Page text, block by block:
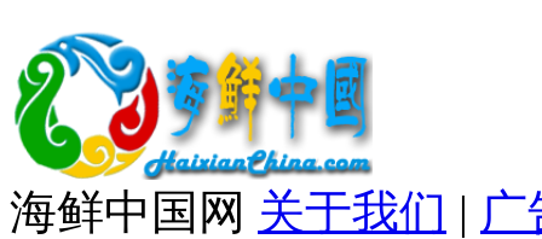
海鲜中国网 关于我们 | 广